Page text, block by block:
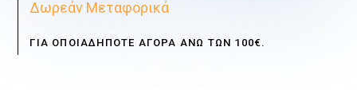
Δωρεάν Μεταφορικά
ΓΙΑ ΟΠΟΙΑΔΗΠΟΤΕ ΑΓΟΡΑ ΑΝΩ ΤΩΝ 100€.